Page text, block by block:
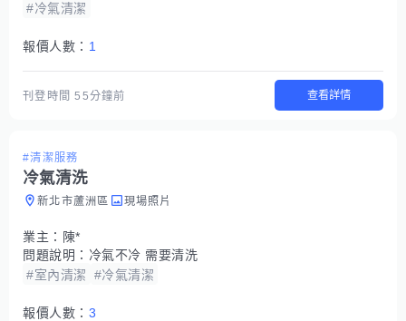
#冷氣清潔
報價人數： 1
刊登時間55分鐘前 查看詳情
#清潔服務
冷氣清洗
新北市蘆洲區 現場照片
業主： 陳*
問題說明： 冷氣不冷 需要清洗
#室內清潔
#冷氣清潔
報價人數： 3